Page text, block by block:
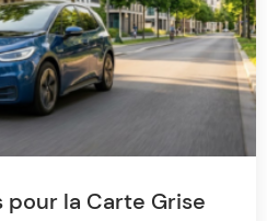
pour la Carte Grise